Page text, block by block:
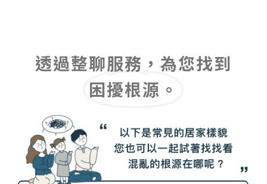
透過整聊服務，為您找到
困擾根源。